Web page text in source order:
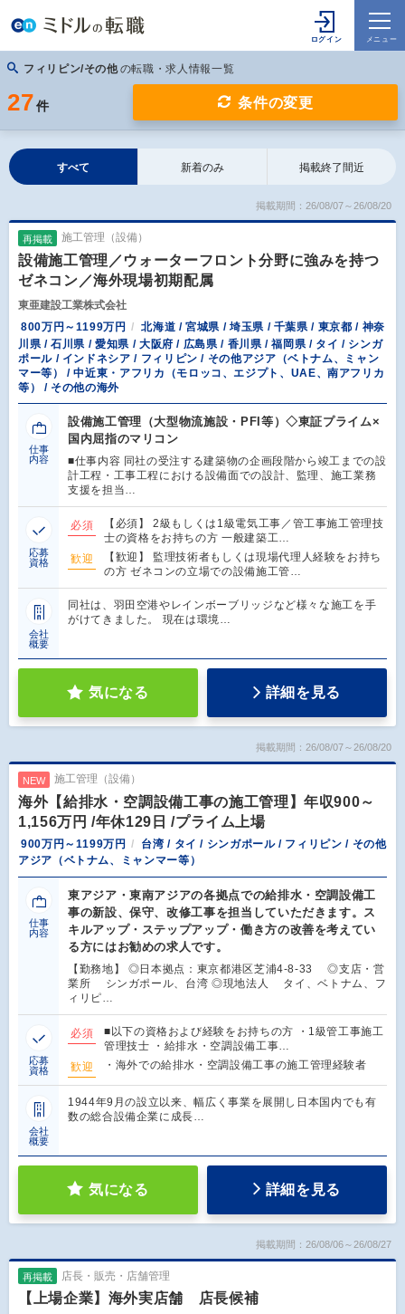
フィリピン/その他の転職・求人情報一覧
27 件 条件の変更
すべて 新着のみ 掲載終了間近
掲載期間：26/08/07～26/08/20
再掲載 施工管理（設備）
設備施工管理／ウォーターフロント分野に強みを持つ
ゼネコン／海外現場初期配属
東亜建設工業株式会社
800万円～1199万円
北海道 / 宮城県 / 埼玉県 / 千葉県 / 東京都 / 神奈
川県 / 石川県 / 愛知県 / 大阪府 / 広島県 / 香川県 / 福岡県 / タイ / シンガ
ポール / インドネシア / フィリピン / その他アジア（ベトナム、ミャン
マー等） / 中近東・アフリカ（モロッコ、エジプト、UAE、南アフリカ
等） / その他の海外
仕事
内容
設備施工管理（大型物流施設・PFI等）◇東証プライム×
国内屈指のマリコン
■仕事内容 同社の受注する建築物の企画段階から竣工までの設
計工程・工事工程における設備面での設計、監理、施工業務
支援を担当…
応募
資格
必須
【必須】 2級もしくは1級電気工事／管工事施工管理技
士の資格をお持ちの方 一般建築工…
歓迎
【歓迎】 監理技術者もしくは現場代理人経験をお持ち
の方 ゼネコンの立場での設備施工管…
会社
概要
同社は、羽田空港やレインボーブリッジなど様々な施工を手
がけてきました。 現在は環境…
気になる 詳細を見る
掲載期間：26/08/07～26/08/20
NEW 施工管理（設備）
海外【給排水・空調設備工事の施工管理】年収900～
1,156万円 /年休129日 /プライム上場
900万円～1199万円
台湾 / タイ / シンガポール / フィリピン / その他
アジア（ベトナム、ミャンマー等）
仕事
内容
東アジア・東南アジアの各拠点での給排水・空調設備工
事の新設、保守、改修工事を担当していただきます。ス
キルアップ・ステップアップ・働き方の改善を考えてい
る方にはお勧めの求人です。
【勤務地】 ◎日本拠点：東京都港区芝浦4-8-33 ◎支店・営
業所 シンガポール、台湾 ◎現地法人 タイ、ベトナム、フ
ィリピ…
応募
資格
必須
■以下の資格および経験をお持ちの方 ・1級管工事施工
管理技士 ・給排水・空調設備工事…
歓迎
・海外での給排水・空調設備工事の施工管理経験者
会社
概要
1944年9月の設立以来、幅広く事業を展開し日本国内でも有
数の総合設備企業に成長…
気になる 詳細を見る
掲載期間：26/08/06～26/08/27
再掲載 店長・販売・店舗管理
【上場企業】海外実店舗 店長候補